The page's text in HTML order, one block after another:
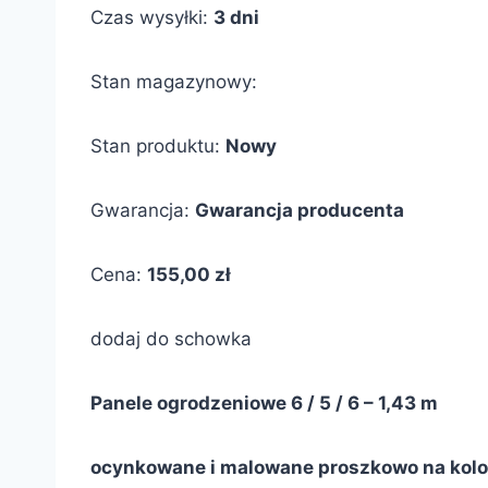
Czas wysyłki: 3 dni
Stan magazynowy:
Stan produktu: Nowy
Gwarancja: Gwarancja producenta
Cena: 155,00 zł
dodaj do schowka
Panele ogrodzeniowe 6 / 5 / 6 – 1,43 m
ocynkowane i malowane proszkowo na